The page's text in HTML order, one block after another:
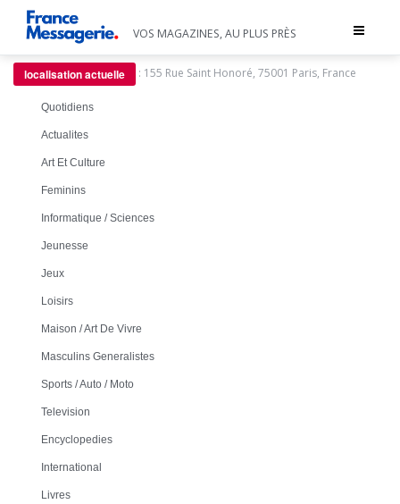
Toggle
VOS MAGAZINES, AU PLUS PRÈS
localisation actuelle : 155 Rue Saint Honoré, 75001 Paris, France
Quotidiens
Actualites
Art Et Culture
Feminins
Informatique / Sciences
Jeunesse
Jeux
Loisirs
Maison / Art De Vivre
Masculins Generalistes
Sports / Auto / Moto
Television
Encyclopedies
International
Livres